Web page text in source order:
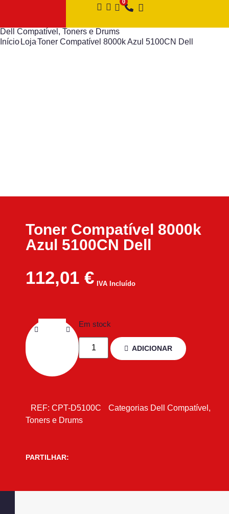
Dell Compatível , Toners e Drums
Início LojaToner Compatível 8000k Azul 5100CN Dell
Toner Compatível 8000k
Azul 5100CN Dell
112,01 € IVA Incluído
Em stock
ADICIONAR
REF: CPT-D5100C Categorias Dell Compatível ,
Toners e Drums
PARTILHAR: